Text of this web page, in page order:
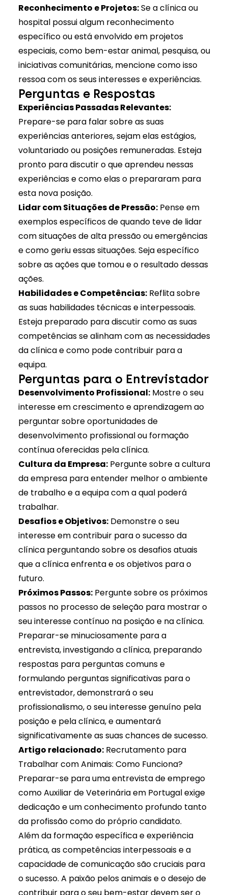
Reconhecimento e Projetos:Se a clínica ou
hospital possui algum reconhecimento
específico ou está envolvido em projetos
especiais, como bem-estar animal, pesquisa, ou
iniciativas comunitárias, mencione como isso
ressoa com os seus interesses e experiências.
Perguntas e Respostas
Experiências Passadas Relevantes:
Prepare-se para falar sobre as suas
experiências anteriores, sejam elas estágios,
voluntariado ou posições remuneradas. Esteja
pronto para discutir o que aprendeu nessas
experiências e como elas o prepararam para
esta nova posição.
Lidar com Situações de Pressão:Pense em
exemplos específicos de quando teve de lidar
com situações de alta pressão ou emergências
e como geriu essas situações. Seja específico
sobre as ações que tomou e o resultado dessas
ações.
Habilidades e Competências:Reflita sobre
as suas habilidades técnicas e interpessoais.
Esteja preparado para discutir como as suas
competências se alinham com as necessidades
da clínica e como pode contribuir para a
equipa.
Perguntas para o Entrevistador
Desenvolvimento Profissional:Mostre o seu
interesse em crescimento e aprendizagem ao
perguntar sobre oportunidades de
desenvolvimento profissional ou formação
contínua oferecidas pela clínica.
Cultura da Empresa:Pergunte sobre a cultura
da empresa para entender melhor o ambiente
de trabalho e a equipa com a qual poderá
trabalhar.
Desafios e Objetivos:Demonstre o seu
interesse em contribuir para o sucesso da
clínica perguntando sobre os desafios atuais
que a clínica enfrenta e os objetivos para o
futuro.
Próximos Passos:Pergunte sobre os próximos
passos no processo de seleção para mostrar o
seu interesse contínuo na posição e na clínica.
Preparar-se minuciosamente para a
entrevista, investigando a clínica, preparando
respostas para perguntas comuns e
formulando perguntas significativas para o
entrevistador, demonstrará o seu
profissionalismo, o seu interesse genuíno pela
posição e pela clínica, e aumentará
significativamente as suas chances de sucesso.
Artigo relacionado: Recrutamento para
Trabalhar com Animais: Como Funciona?
Preparar-se para uma entrevista de emprego
como Auxiliar de Veterinária em Portugal exige
dedicação e um conhecimento profundo tanto
da profissão como do próprio candidato.
Além da formação específica e experiência
prática, as competências interpessoais e a
capacidade de comunicação são cruciais para
o sucesso. A paixão pelos animais e o desejo de